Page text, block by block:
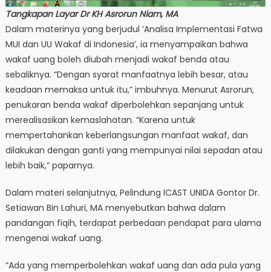
Tangkapan Layar Dr KH Asrorun Niam, MA
Dalam materinya yang berjudul ‘Analisa Implementasi Fatwa
MUI dan UU Wakaf di Indonesia’, ia menyampaikan bahwa
wakaf uang boleh diubah menjadi wakaf benda atau
sebaliknya. “Dengan syarat manfaatnya lebih besar, atau
keadaan memaksa untuk itu,” imbuhnya. Menurut Asrorun,
penukaran benda wakaf diperbolehkan sepanjang untuk
merealisasikan kemaslahatan. “Karena untuk
mempertahankan keberlangsungan manfaat wakaf, dan
dilakukan dengan ganti yang mempunyai nilai sepadan atau
lebih baik,” paparnya.
Dalam materi selanjutnya, Pelindung ICAST UNIDA Gontor Dr.
Setiawan Bin Lahuri, MA menyebutkan bahwa dalam
pandangan fiqih, terdapat perbedaan pendapat para ulama
mengenai wakaf uang.
“Ada yang memperbolehkan wakaf uang dan ada pula yang